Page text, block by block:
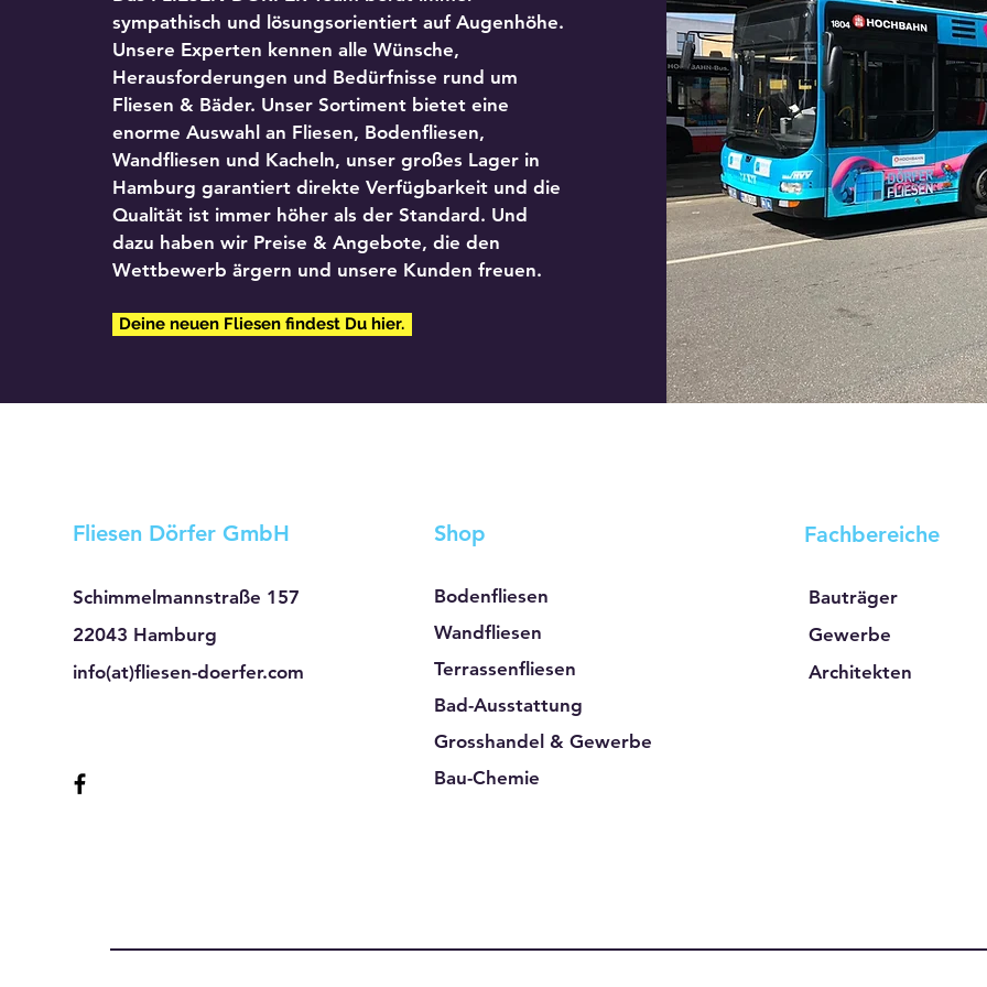
m
e
e
sympathisch und lösungsorientiert auf Augenhöhe.
Unsere Experten kennen alle Wünsche,
Herausforderungen und Bedürfnisse rund um
Fliesen & Bäder. Unser Sortiment bietet eine
enorme Auswahl an Fliesen, Bodenfliesen,
Wandfliesen und Kacheln, unser großes Lager in
Hamburg garantiert direkte Verfügbarkeit und die
Qualität ist immer höher als der Standard. Und
dazu haben wir Preise & Angebote, die den
Wettbewerb ärgern und unsere Kunden freuen.
Deine neuen Fliesen findest Du hier.
Fliesen Dörfer GmbH
Schimmelmannstraße 157
22043 Hamburg
info(at)fliesen-doerfer.com
Shop
Bodenfliesen
Wandfliesen
Terrassenfliesen
Bad-Ausstattung
Grosshandel & Gewerbe
Bau-Chemie
Fachbereiche
Bauträger
Gewerbe
Architekten